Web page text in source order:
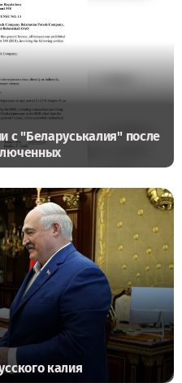
с "Беларуськалия" после
калия